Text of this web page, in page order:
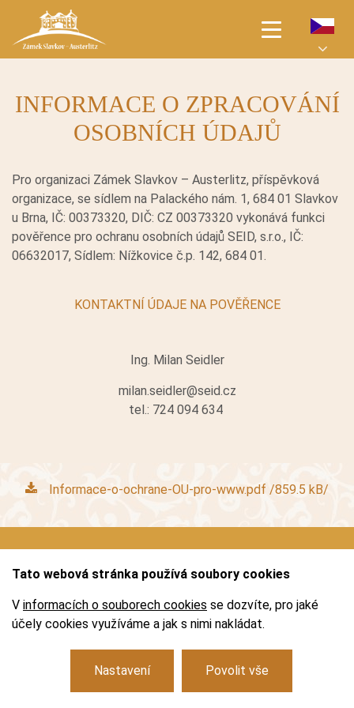
PRO NÁVŠTĚVNÍKY
SVATBY
JARMARKY
PRONÁJMY
NABÍDKA PRÁCE VIRTUÁLNÍ PROHLÍDKA
INFORMACE O ZPRACOVÁNÍ
OSOBNÍCH ÚDAJŮ
Pro organizaci Zámek Slavkov – Austerlitz, příspěvková
organizace, se sídlem na Palackého nám. 1, 684 01 Slavkov
u Brna, IČ: 00373320, DIČ: CZ 00373320 vykonává funkci
pověřence pro ochranu osobních údajů SEID, s.r.o., IČ:
06632017, Sídlem: Nížkovice č.p. 142, 684 01.
KONTAKTNÍ ÚDAJE NA POVĚŘENCE
Ing. Milan Seidler
milan.seidler@seid.cz
tel.: 724 094 634
Informace-o-ochrane-OU-pro-www.pdf /859.5 kB/
FacebookInstagramYoutube
Logo Partneři Mobilní průvodce
Virtuální prohlídka
Základní dokumenty
Zásady používání cookies
Tato webová stránka používá soubory cookies
V informacích o souborech cookies se dozvíte, pro jaké
účely cookies využíváme a jak s nimi nakládat.
Nastavení Povolit vše